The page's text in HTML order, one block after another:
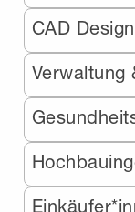
CAD
Verwaltung